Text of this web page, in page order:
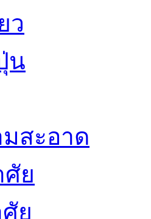
ว
น
สะอาด
ย
ย